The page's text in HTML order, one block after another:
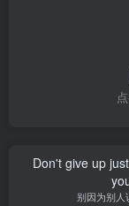
Don't give up
别因为别人